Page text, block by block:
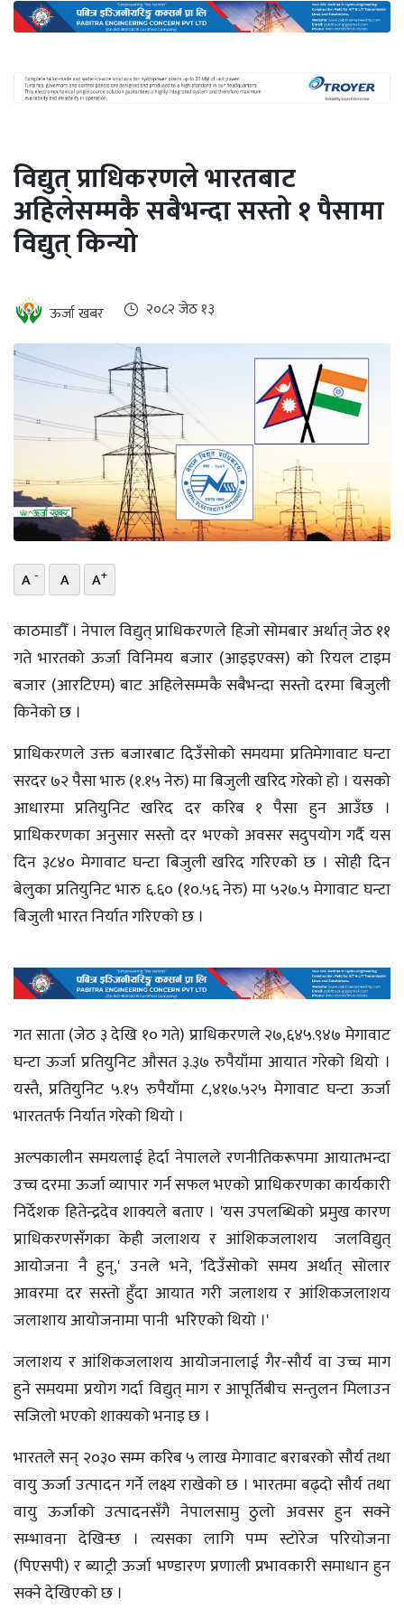
ऊर्जा
दक्षता
खबर
हरित
हाइड्रोजन
सम्पादकीय
बैंक
पर्यटन
भिडियो
छापा
खोज
ऊर्जा
विशेष
विद्युत् प्राधिकरणले भारतबाट
अहिलेसम्मकै सबैभन्दा सस्तो १ पैसामा
विद्युत् किन्यो
ऊर्जा खबर २०८२ जेठ १३
A - A A+
काठमाडौँ । नेपाल विद्युत् प्राधिकरणले हिजो सोमबार अर्थात् जेठ ११
गते भारतको ऊर्जा विनिमय बजार (आइइएक्स) को रियल टाइम
बजार (आरटिएम) बाट अहिलेसम्मकै सबैभन्दा सस्तो दरमा बिजुली
किनेको छ ।
प्राधिकरणले उक्त बजारबाट दिउँसोको समयमा प्रतिमेगावाट घन्टा
सरदर ७२ पैसा भारु (१.१५ नेरु) मा बिजुली खरिद गरेको हो । यसको
आधारमा प्रतियुनिट खरिद दर करिब १ पैसा हुन आउँछ ।
प्राधिकरणका अनुसार सस्तो दर भएको अवसर सदुपयोग गर्दै यस
दिन ३८४० मेगावाट घन्टा बिजुली खरिद गरिएको छ । सोही दिन
बेलुका प्रतियुनिट भारु ६.६० (१०.५६ नेरु) मा ५२७.५ मेगावाट घन्टा
बिजुली भारत निर्यात गरिएको छ ।
गत साता (जेठ ३ देखि १० गते) प्राधिकरणले २७,६४५.९४७ मेगावाट
घन्टा ऊर्जा प्रतियुनिट औसत ३.३७ रुपैयाँमा आयात गरेको थियो ।
यस्तै, प्रतियुनिट ५.१५ रुपैयाँमा ८,४१७.५२५ मेगावाट घन्टा ऊर्जा
भारततर्फ निर्यात गरेको थियो ।
अल्पकालीन समयलाई हेर्दा नेपालले रणनीतिकरूपमा आयातभन्दा
उच्च दरमा ऊर्जा व्यापार गर्न सफल भएको प्राधिकरणका कार्यकारी
निर्देशक हितेन्द्रदेव शाक्यले बताए । 'यस उपलब्धिको प्रमुख कारण
प्राधिकरणसँगका केही जलाशय र आंशिकजलाशय जलविद्युत्
आयोजना नै हुन्,' उनले भने, 'दिउँसोको समय अर्थात् सोलार
आवरमा दर सस्तो हुँदा आयात गरी जलाशय र आंशिकजलाशय
जलाशाय आयोजनामा पानी भरिएको थियो ।'
जलाशय र आंशिकजलाशय आयोजनालाई गैर-सौर्य वा उच्च माग
हुने समयमा प्रयोग गर्दा विद्युत् माग र आपूर्तिबीच सन्तुलन मिलाउन
सजिलो भएको शाक्यको भनाइ छ ।
भारतले सन् २०३० सम्म करिब ५ लाख मेगावाट बराबरको सौर्य तथा
वायु ऊर्जा उत्पादन गर्ने लक्ष्य राखेको छ । भारतमा बढ्दो सौर्य तथा
वायु ऊर्जाको उत्पादनसँगै नेपालसामु ठुलो अवसर हुन सक्ने
सम्भावना देखिन्छ । त्यसका लागि पम्प स्टोरेज परियोजना
(पिएसपी) र ब्याट्री ऊर्जा भण्डारण प्रणाली प्रभावकारी समाधान हुन
सक्ने देखिएको छ ।